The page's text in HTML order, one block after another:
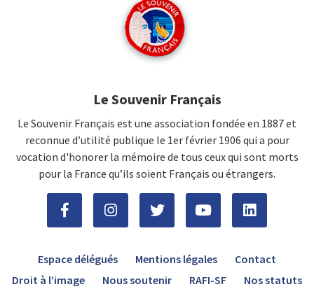
Le Souvenir Français
Le Souvenir Français est une association fondée en 1887 et
reconnue d’utilité publique le 1er février 1906 qui a pour
vocation d'honorer la mémoire de tous ceux qui sont morts
pour la France qu’ils soient Français ou étrangers.
Espace délégués Mentions légales
Contact
Droit à l’image
Nous soutenir RAFI-SF Nos statuts